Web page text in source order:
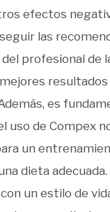
efectos
las
profesional de
es
uso de Compex
un
dieta
un estilo de